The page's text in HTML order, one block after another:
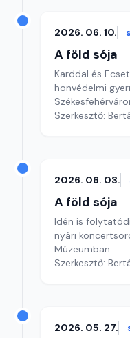
2026. 06. 10.
A föld sója
Karddal és
honvédelmi
Szerkesztő:
2026. 06. 03.
A föld sója
Idén is
nyári
Múzeumban
Szerkesztő:
2026. 05. 27.